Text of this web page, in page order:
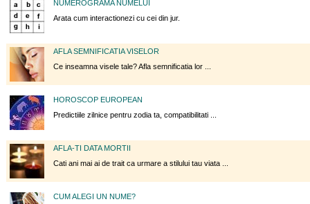
NUMEROGRAMA NUMELUI
Arata cum interactionezi cu cei din jur.
AFLA SEMNIFICATIA VISELOR
Ce inseamna visele tale? Afla semnificatia lor ...
HOROSCOP EUROPEAN
Predictiile zilnice pentru zodia ta, compatibilitati ...
AFLA-TI DATA MORTII
Cati ani mai ai de trait ca urmare a stilului tau viata ...
CUM ALEGI UN NUME?